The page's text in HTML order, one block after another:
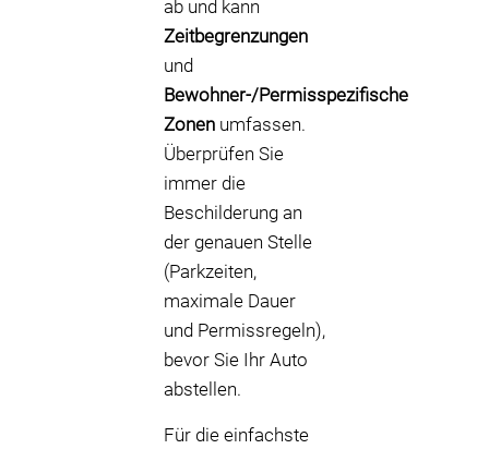
ab und kann
Zeitbegrenzungen
und
Bewohner-/Permisspezifische
Zonen umfassen.
Überprüfen Sie
immer die
Beschilderung an
der genauen Stelle
(Parkzeiten,
maximale Dauer
und Permissregeln),
bevor Sie Ihr Auto
abstellen.
Für die einfachste